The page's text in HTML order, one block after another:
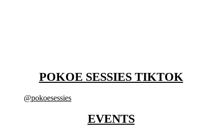
POKOE SESSIES TIKTOK
@pokoesessies
EVENTS